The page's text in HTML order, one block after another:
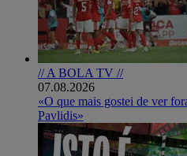
// A BOLA TV //
07.08.2026
«O que mais gostei de ver
Pavlidis»